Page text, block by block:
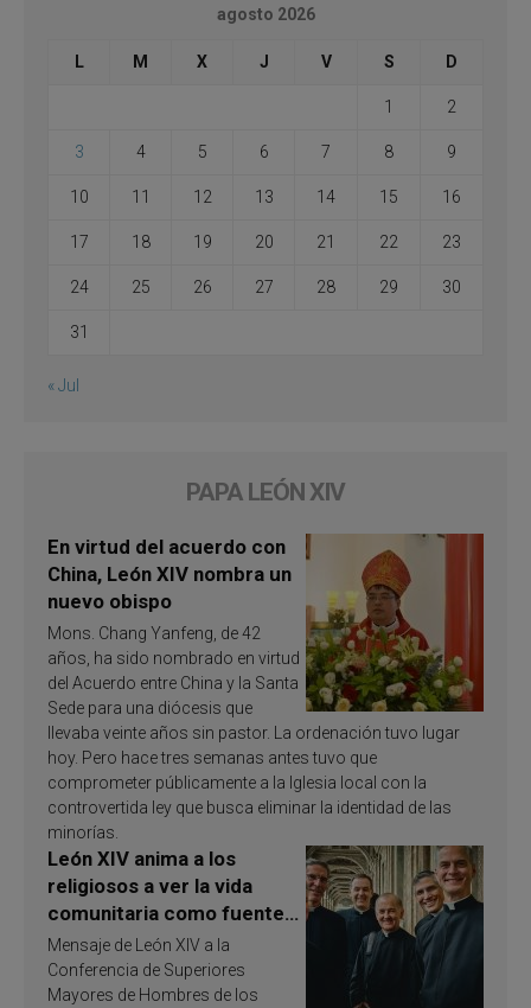
agosto 2026
L M X J V S D
1 2
3 4 5 6 7 8 9
10 11 12 13 14 15 16
17 18 19 20 21 22 23
24 25 26 27 28 29 30
31
« Jul
PAPA LEÓN XIV
En virtud del acuerdo con
China, León XIV nombra un
nuevo obispo
Mons. Chang Yanfeng, de 42
años, ha sido nombrado en virtud
del Acuerdo entre China y la Santa
Sede para una diócesis que
llevaba veinte años sin pastor. La ordenación tuvo lugar
hoy. Pero hace tres semanas antes tuvo que
comprometer públicamente a la Iglesia local con la
controvertida ley que busca eliminar la identidad de las
minorías.
León XIV anima a los
religiosos a ver la vida
comunitaria como fuente
de inspiración y
santificación
Mensaje de León XIV a la
Conferencia de Superiores
Mayores de Hombres de los